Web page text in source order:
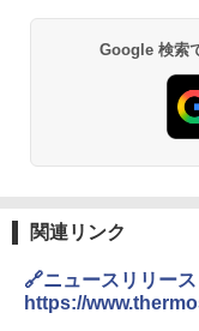
Google 検索
関連リンク
🔗ニュースリリース
https://